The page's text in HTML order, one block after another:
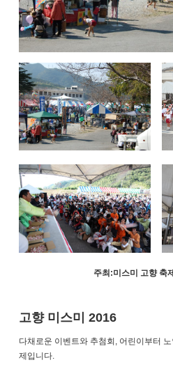
주최:미스미 고향 축
고향 미스미 2016
다채로운 이벤트와 추첨회, 어린이부터
제입니다.